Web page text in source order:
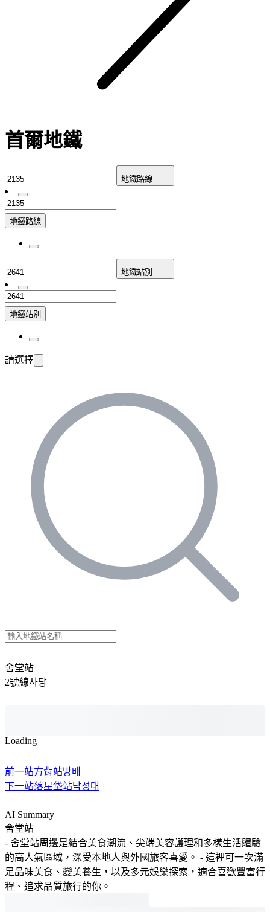
首爾地鐵
地鐵路線
地鐵路線
地鐵站別
地鐵站別
請選擇
舍堂站
2號線사당
Loading
前一站方背站방배
下一站落星垈站낙성대
AI Summary
舍堂站
- 舍堂站周邊是結合美食潮流、尖端美容護理和多樣生活體驗
的高人氣區域，深受本地人與外國旅客喜愛。 - 這裡可一次滿
足品味美食、變美養生，以及多元娛樂探索，適合喜歡豐富行
程、追求品質旅行的你。